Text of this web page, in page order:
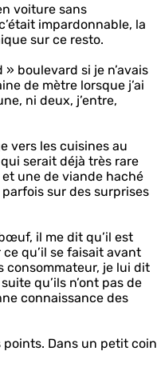
voiture sans
impardonnable, la
sur ce resto.
boulevard si je n’avais
de mètre lorsque j’ai
ni deux, j’entre,
vers les cuisines au
serait déjà très rare
et une de viande haché
sur des surprises
il me dit qu’il est
qu’il se faisait avant
consommateur, je lui dit
qu’ils n’ont pas de
connaissance des
points. Dans un petit coin